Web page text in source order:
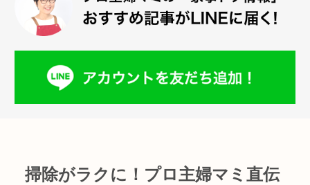
掃除がラクに！プロ主婦マミ直伝